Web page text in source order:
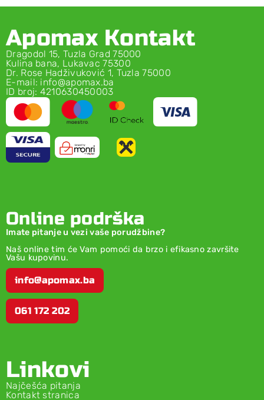
Apomax Kontakt
Dragodol 15, Tuzla Grad 75000
Kulina bana, Lukavac 75300
Dr. Rose Hadživuković 1, Tuzla 75000
E-mail: info@apomax.ba
ID broj: 4210630450003
Online podrška
Imate pitanje u vezi vaše porudžbine?
Naš online tim će Vam pomoći da brzo i efikasno završite
Vašu kupovinu.
info@apomax.ba
061 172 202
Linkovi
Najčešća pitanja
Kontakt stranica